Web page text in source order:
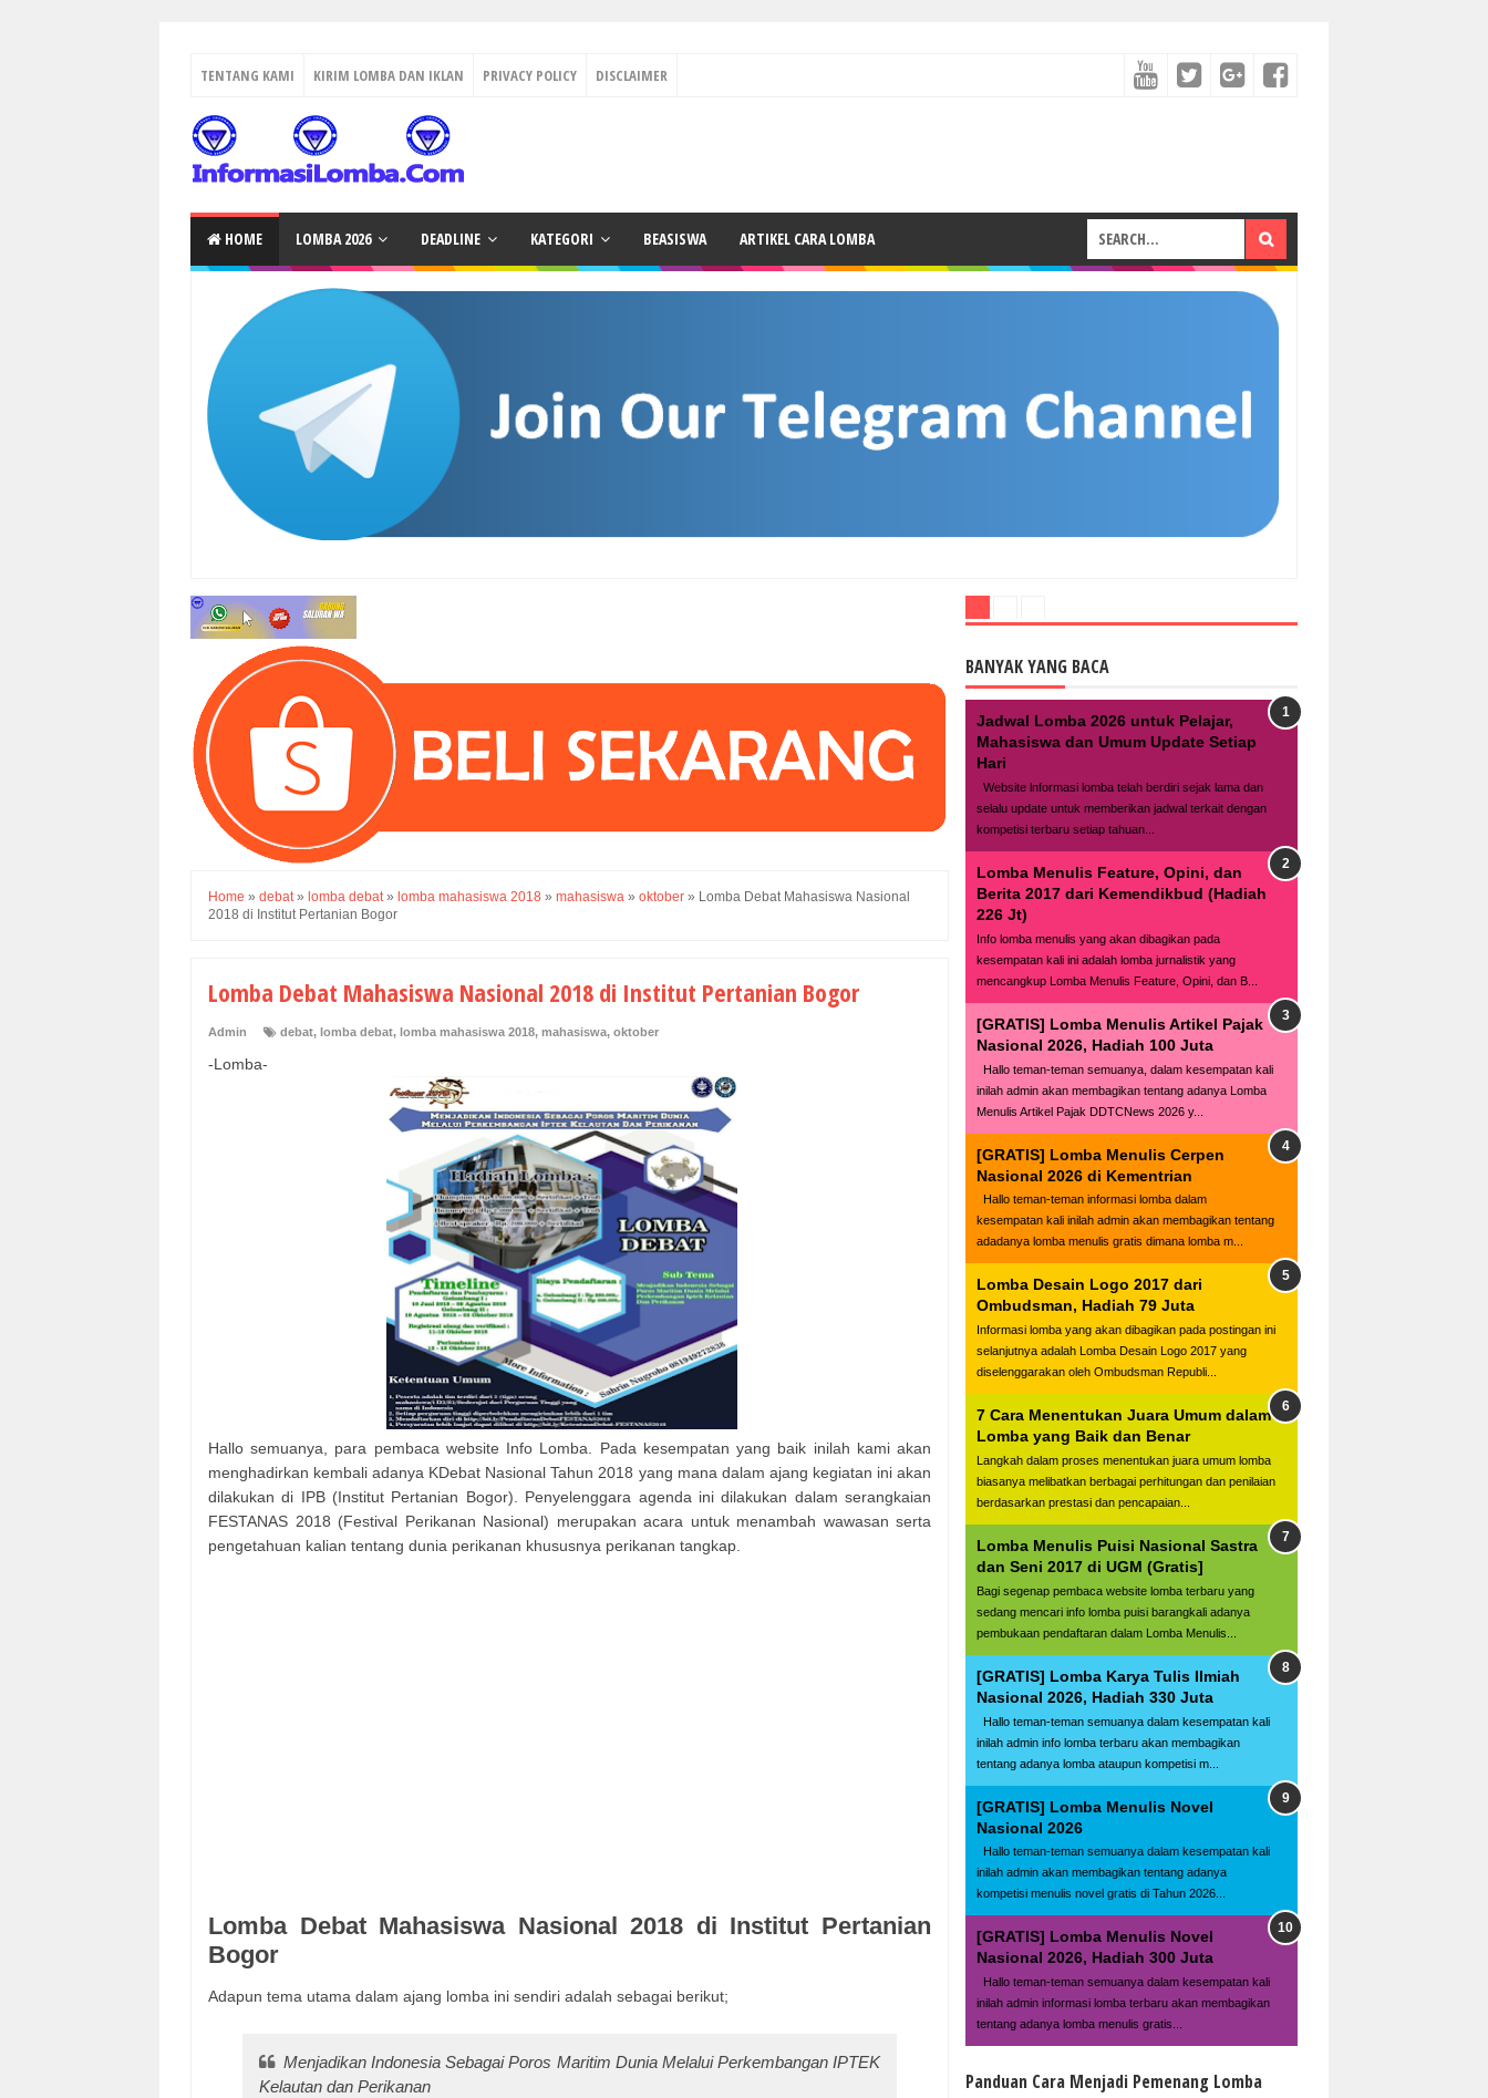
TENTANG KAMI KIRIM LOMBA DAN IKLAN PRIVACY POLICY DISCLAIMER
HOME LOMBA 2026 DEADLINE KATEGORI BEASISWA ARTIKEL CARA LOMBA
Home » debat» lomba debat» lomba mahasiswa 2018 » mahasiswa » oktober » Lomba Debat Mahasiswa Nasional
2018 di Institut Pertanian Bogor
Lomba Debat Mahasiswa Nasional 2018 di Institut Pertanian Bogor
Admin debat, lomba debat, lomba mahasiswa 2018, mahasiswa, oktober
-Lomba-
Hallo semuanya, para pembaca website Info Lomba. Pada kesempatan yang baik inilah kami akan
menghadirkan kembali adanya KDebat Nasional Tahun 2018 yang mana dalam ajang kegiatan ini akan
dilakukan di IPB (Institut Pertanian Bogor). Penyelenggara agenda ini dilakukan dalam serangkaian
FESTANAS 2018 (Festival Perikanan Nasional) merupakan acara untuk menambah wawasan serta
pengetahuan kalian tentang dunia perikanan khususnya perikanan tangkap.
Lomba Debat Mahasiswa Nasional 2018 di Institut Pertanian
Bogor
Adapun tema utama dalam ajang lomba ini sendiri adalah sebagai berikut;
Menjadikan Indonesia Sebagai Poros Maritim Dunia Melalui Perkembangan IPTEK
Kelautan dan Perikanan
BANYAK YANG BACA
Jadwal Lomba 2026 untuk Pelajar,
Mahasiswa dan Umum Update Setiap
Hari
Website lnformasi lomba telah berdiri sejak lama dan
selalu update untuk memberikan jadwal terkait dengan
kompetisi terbaru setiap tahuan...
Lomba Menulis Feature, Opini, dan
Berita 2017 dari Kemendikbud (Hadiah
226 Jt)
Info lomba menulis yang akan dibagikan pada
kesempatan kali ini adalah lomba jurnalistik yang
mencangkup Lomba Menulis Feature, Opini, dan B...
[GRATIS] Lomba Menulis Artikel Pajak
Nasional 2026, Hadiah 100 Juta
Hallo teman-teman semuanya, dalam kesempatan kali
inilah admin akan membagikan tentang adanya Lomba
Menulis Artikel Pajak DDTCNews 2026 y...
[GRATIS] Lomba Menulis Cerpen
Nasional 2026 di Kementrian
Hallo teman-teman informasi lomba dalam
kesempatan kali inilah admin akan membagikan tentang
adadanya lomba menulis gratis dimana lomba m...
Lomba Desain Logo 2017 dari
Ombudsman, Hadiah 79 Juta
Informasi lomba yang akan dibagikan pada postingan ini
selanjutnya adalah Lomba Desain Logo 2017 yang
diselenggarakan oleh Ombudsman Republi...
7 Cara Menentukan Juara Umum dalam
Lomba yang Baik dan Benar
Langkah dalam proses menentukan juara umum lomba
biasanya melibatkan berbagai perhitungan dan penilaian
berdasarkan prestasi dan pencapaian...
Lomba Menulis Puisi Nasional Sastra
dan Seni 2017 di UGM (Gratis]
Bagi segenap pembaca website lomba terbaru yang
sedang mencari info lomba puisi barangkali adanya
pembukaan pendaftaran dalam Lomba Menulis...
[GRATIS] Lomba Karya Tulis Ilmiah
Nasional 2026, Hadiah 330 Juta
Hallo teman-teman semuanya dalam kesempatan kali
inilah admin info lomba terbaru akan membagikan
tentang adanya lomba ataupun kompetisi m...
[GRATIS] Lomba Menulis Novel
Nasional 2026
Hallo teman-teman semuanya dalam kesempatan kali
inilah admin akan membagikan tentang adanya
kompetisi menulis novel gratis di Tahun 2026...
[GRATIS] Lomba Menulis Novel
Nasional 2026, Hadiah 300 Juta
Hallo teman-teman semuanya dalam kesempatan kali
inilah admin informasi lomba terbaru akan membagikan
tentang adanya lomba menulis gratis...
Panduan Cara Menjadi Pemenang Lomba